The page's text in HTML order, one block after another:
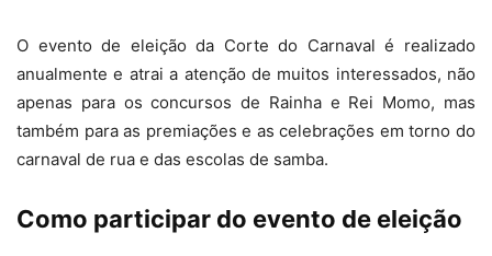
O evento de eleição da Corte do Carnaval é realizado
anualmente e atrai a atenção de muitos interessados, não
apenas para os concursos de Rainha e Rei Momo, mas
também para as premiações e as celebrações em torno do
carnaval de rua e das escolas de samba.
Como participar do evento de eleição